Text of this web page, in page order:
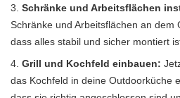
Schränke und Arbeitsflächen
Schränke und Arbeitsflächen an dem
dass alles stabil und sicher montiert
Grill und Kochfeld einbauen:
das Kochfeld in deine Outdoorküche